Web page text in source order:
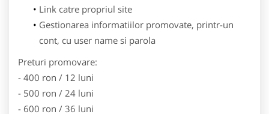
Link catre propriul site
Gestionarea informatiilor promovate, printr-un
cont, cu user name si parola
Preturi promovare:
- 400 ron / 12 luni
- 500 ron / 24 luni
- 600 ron / 36 luni